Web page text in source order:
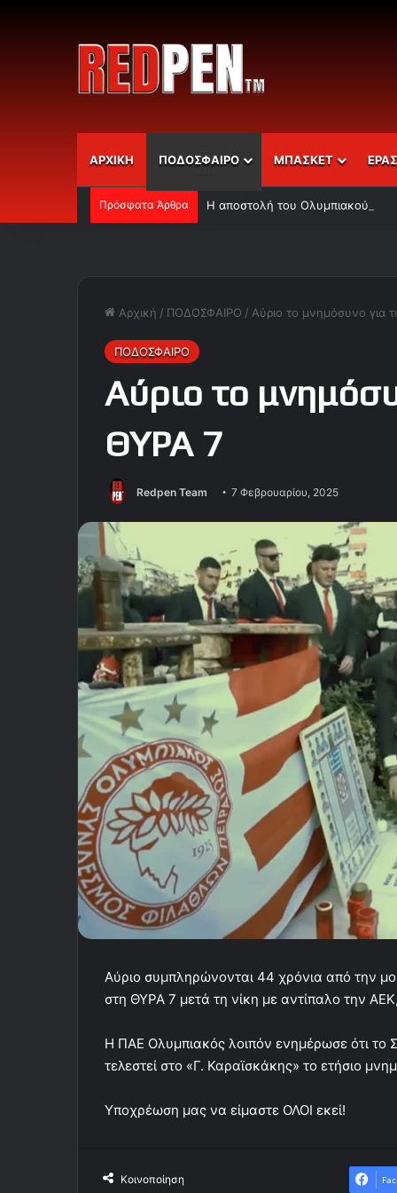
ΑΡΧΙΚΗ ΠΟΔΟΣΦΑΙΡΟ ΜΠΑΣΚΕΤ
Πρόσφατα Άρθρα Η αποστολή του Ολυμπιακού
Αρχική / ΠΟΔΟΣΦΑΙΡΟ / Αύριο το μνημόσυνο για
ΠΟΔΟΣΦΑΙΡΟ
Αύριο το
ΘΥΡΑ 7
Redpen Team 7 Φεβρουαρίου, 2025
Αύριο συμπληρώνονται 44 χρόνια από την
στη ΘΥΡΑ 7 μετά τη νίκη με αντίπαλο την
Η ΠΑΕ Ολυμπιακός λοιπόν ενημέρωσε ότι
τελεστεί στο «Γ. Καραϊσκάκης» το ετήσιο
Υποχρέωση μας να είμαστε ΟΛΟΙ εκεί!
Κοινοποίηση